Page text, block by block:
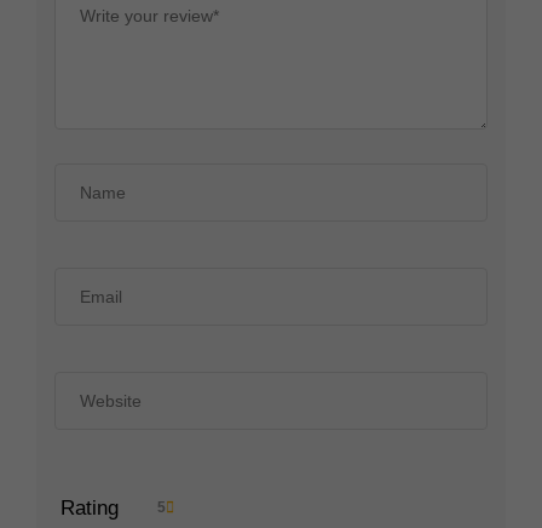
Rating 5